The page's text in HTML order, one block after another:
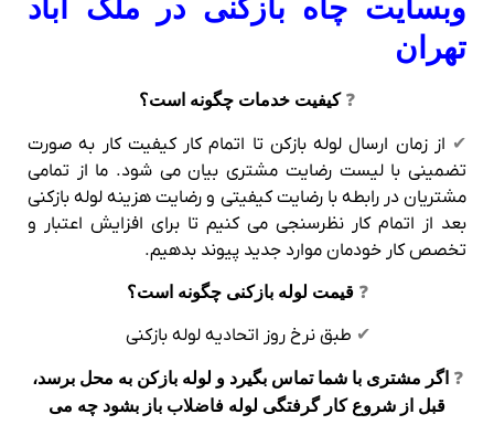
وبسایت چاه بازکنی در ملک آباد
تهران
❓ کیفیت خدمات چگونه است؟
✔ از زمان ارسال لوله بازکن تا اتمام کار کیفیت کار به صورت
تضمینی با لیست رضایت مشتری بیان می شود. ما از تمامی
مشتریان در رابطه با رضایت کیفیتی و رضایت هزینه لوله بازکنی
بعد از اتمام کار نظرسنجی می کنیم تا برای افزایش اعتبار و
تخصص کار خودمان موارد جدید پیوند بدهیم.
❓قیمت لوله بازکنی چگونه است؟
✔ طبق نرخ روز اتحادیه لوله بازکنی
❓اگر مشتری با شما تماس بگیرد و لوله بازکن به محل برسد،
قبل از شروع کار گرفتگی لوله فاضلاب باز بشود چه می